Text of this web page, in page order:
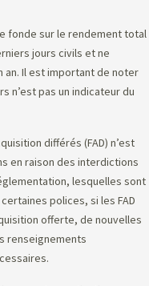
fonde sur le rendement total
jours civils et ne
Il est important de noter
n’est pas un indicateur du
différés (FAD) n’est
en raison des interdictions
lesquelles sont
polices, si les FAD
offerte, de nouvelles
renseignements